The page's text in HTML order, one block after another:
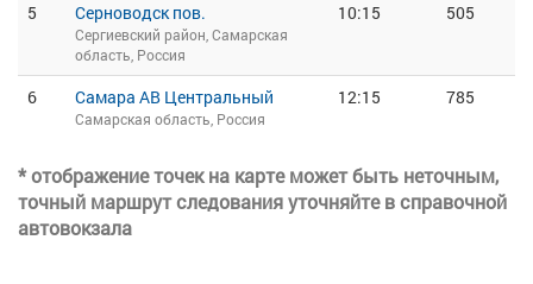
5 Серноводск пов.
Сергиевский район, Самарская
область, Россия
10:15 505
6 Самара АВ Центральный
Самарская область, Россия
12:15 785
* отображение точек на карте может быть неточным,
точный маршрут следования уточняйте в справочной
автовокзала